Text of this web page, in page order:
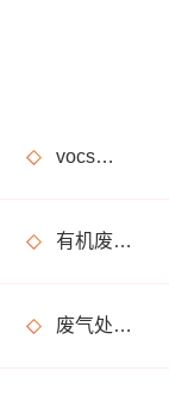
vocs催化燃烧设备适用于哪些行业的废气处理？
有机废气处理工作：RCO活性炭催化燃烧设备是常用设备
废气处理设备安全方面必须重视！化工厂案例